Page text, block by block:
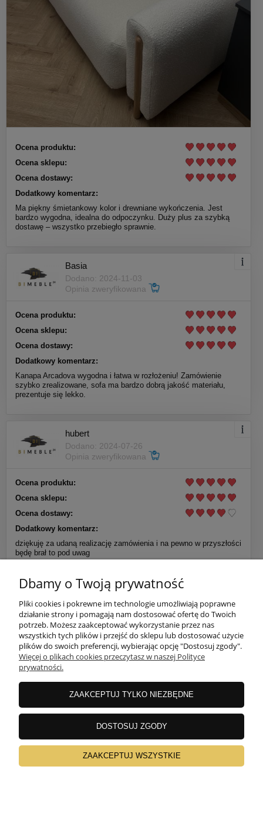
Ocena produktu:
Ocena sklepu:
Ocena dostawy:
Dodatkowy komentarz:
Ma piękny śmietankowy kolor i drewniane wykończenia. Jest
bardzo wygodna, idealna do odpoczynku. Duży plus za szybką
dostawę – wszystko przebiegło sprawnie.
Basia
Dodano: 2024-11-03
Opinia zweryfikowana
Ocena produktu:
Ocena sklepu:
Ocena dostawy:
Dodatkowy komentarz:
Kanapa Arcadova wygodna i łatwa w rozłożeniu! Zamówienie
szybko zrealizowane, sofa ma bardzo dobrą jakość materiału,
prezentuje się lekko.
hubert
Dodano: 2024-07-26
Opinia zweryfikowana
Ocena produktu:
Ocena sklepu:
Ocena dostawy:
Dodatkowy komentarz:
dziękuję za udaną realizację zamówienia i na pewno w przyszłości
będę brał to pod uwag
Sławek
Dodano: 2024-07-15
Opinia zweryfikowana
Dbamy o Twoją prywatność
Pliki cookies i pokrewne im technologie umożliwiają poprawne
działanie strony i pomagają nam dostosować ofertę do Twoich
potrzeb. Możesz zaakceptować wykorzystanie przez nas
wszystkich tych plików i przejść do sklepu lub dostosować użycie
plików do swoich preferencji, wybierając opcję "Dostosuj zgody".
Więcej o plikach cookies przeczytasz w naszej Polityce
prywatności.
ZAAKCEPTUJ TYLKO NIEZBĘDNE
DOSTOSUJ ZGODY
ZAAKCEPTUJ WSZYSTKIE